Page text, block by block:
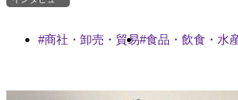
商社・卸売・貿易 食品・飲食・水